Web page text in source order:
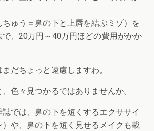
ちゅう＝鼻の下と上唇を結ぶミゾ）を
、20万円～40万円ほどの費用がかか
だちょっと遠慮しますわ。
色々見つかるではありませんか。
では、鼻の下を短くするエクササイ
）や、鼻の下を短く見せるメイクも載